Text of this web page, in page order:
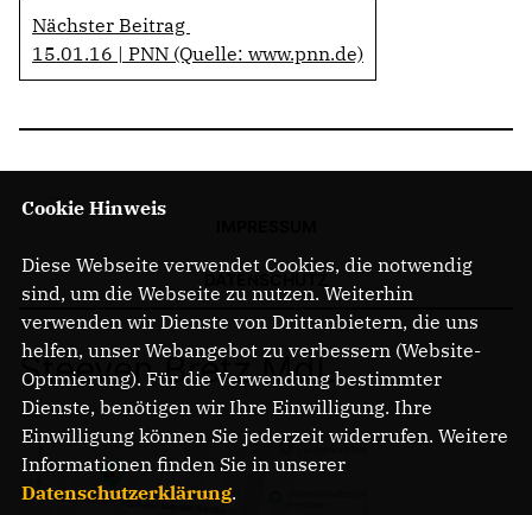
Nächster Beitrag
15.01.16 | PNN (Quelle: www.pnn.de)
Steeven Bretz MdL
Cookie Hinweis
Diese Webseite verwendet Cookies, die notwendig
sind, um die Webseite zu nutzen. Weiterhin
verwenden wir Dienste von Drittanbietern, die uns
helfen, unser Webangebot zu verbessern (Website-
Optmierung). Für die Verwendung bestimmter
Dienste, benötigen wir Ihre Einwilligung. Ihre
Einwilligung können Sie jederzeit widerrufen. Weitere
Informationen finden Sie in unserer
Datenschutzerklärung.